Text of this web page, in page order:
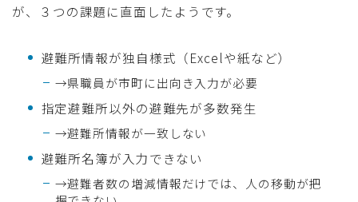
が、３つの課題に直面したようです。
避難所情報が独自様式（Excelや紙など）
→県職員が市町に出向き入力が必要
指定避難所以外の避難先が多数発生
→避難所情報が一致しない
避難所名簿が入力できない
→避難者数の増減情報だけでは、人の移動が把